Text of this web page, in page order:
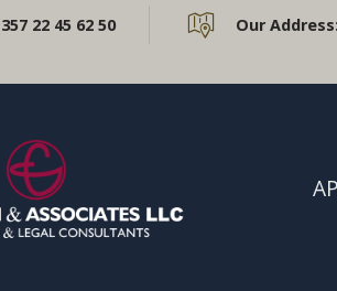
22 45 62 50 Our Address: